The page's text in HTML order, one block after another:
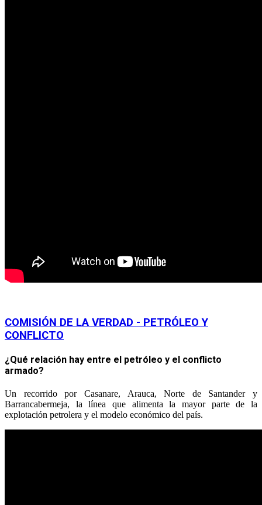
COMISIÓN DE LA VERDAD - PETRÓLEO Y
CONFLICTO
¿Qué relación hay entre el petróleo y el conflicto
armado?
Un recorrido por Casanare, Arauca, Norte de Santander y
Barrancabermeja, la línea que alimenta la mayor parte de la
explotación petrolera y el modelo económico del país.